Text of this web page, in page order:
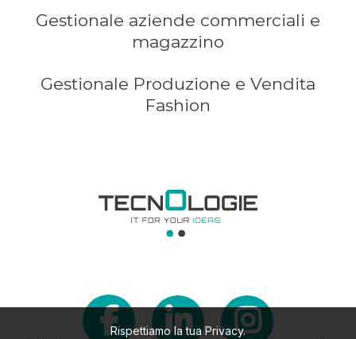
Gestionale aziende commerciali e
magazzino
Gestionale Produzione e Vendita
Fashion
Rispettiamo la tua Privacy.